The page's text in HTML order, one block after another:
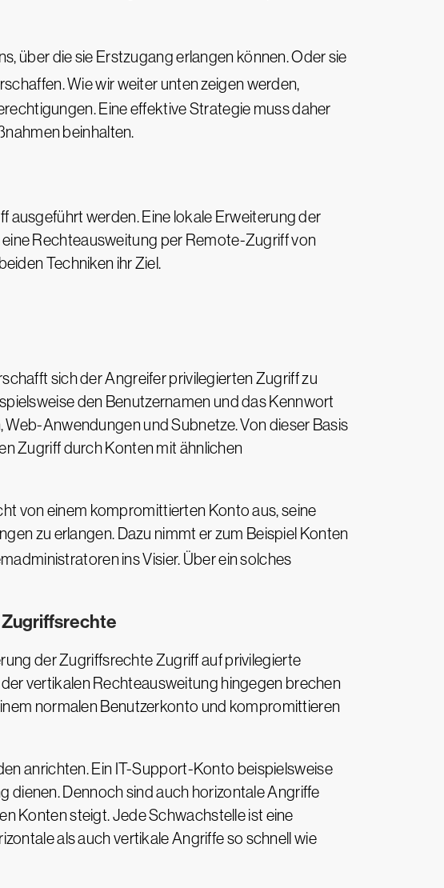
über die sie Erstzugang erlangen können. Oder sie
Wie wir weiter unten zeigen werden,
Eine effektive Strategie muss daher
beinhalten.
werden. Eine lokale Erweiterung der
Rechteausweitung per Remote-Zugriff von
Techniken ihr Ziel.
sich der Angreifer privilegierten Zugriff zu
den Benutzernamen und das Kennwort
Anwendungen und Subnetze. Von dieser Basis
Zugriff durch Konten mit ähnlichen
von einem kompromittierten Konto aus, seine
zu erlangen. Dazu nimmt er zum Beispiel Konten
ins Visier. Über ein solches
der Zugriffsrechte Zugriff auf privilegierte
vertikalen Rechteausweitung hingegen brechen
normalen Benutzerkonto und kompromittieren
anrichten. Ein IT-Support-Konto beispielsweise
dienen. Dennoch sind auch horizontale Angriffe
Konten steigt. Jede Schwachstelle ist eine
als auch vertikale Angriffe so schnell wie